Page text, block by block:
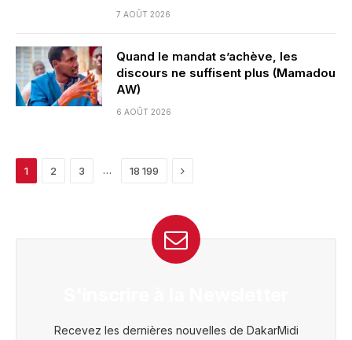
7 AOÛT 2026
Quand le mandat s’achève, les
discours ne suffisent plus (Mamadou
AW)
6 AOÛT 2026
1 2 3 … 18 199 Next
Recevez les dernières nouvelles de DakarMidi